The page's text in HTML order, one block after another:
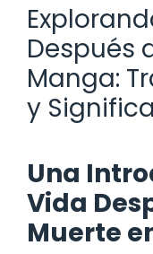
Después
Manga:
y
Una
Vida
Muerte